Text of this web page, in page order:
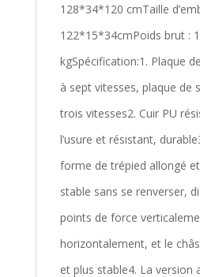
128*34*120 cmTaille
122*15*34cmPoids brut :
kgSpécification:1. Plaque
à sept vitesses, plaque de
trois vitesses2. Cuir PU
l’usure et résistant,
forme de trépied allongé
stable sans se renverser,
points de force
horizontalement, et le
et plus stable4. La version